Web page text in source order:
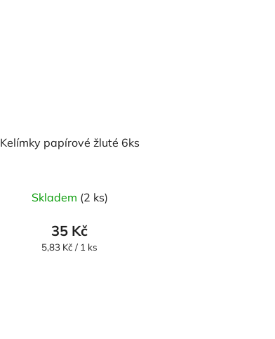
Kelímky papírové žluté 6ks
Skladem (2 ks)
35 Kč
Měrná
5,83 Kč / 1 ks